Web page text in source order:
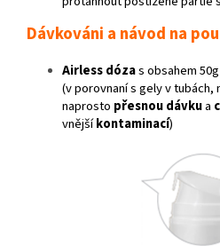
Dávkováni a návod na
Airless dózas obsahem
(v porovnaní s gely v
naprosto přesnou dávkua
vnějšíkontaminací)